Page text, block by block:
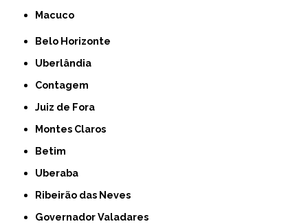
Macuco
Belo Horizonte
Uberlândia
Contagem
Juiz de Fora
Montes Claros
Betim
Uberaba
Ribeirão das Neves
Governador Valadares